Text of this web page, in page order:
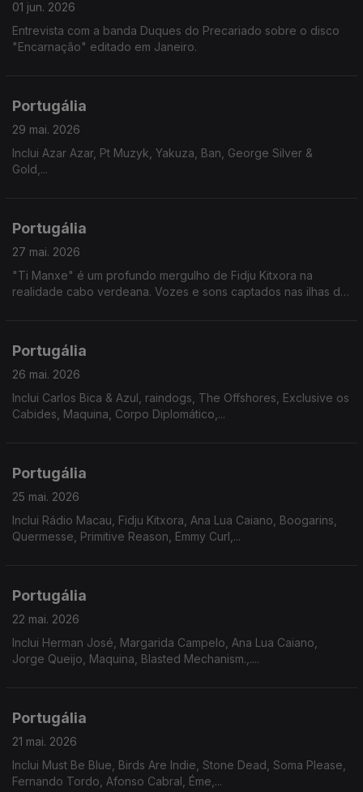
01 jun. 2026
Entrevista com a banda Duques do Precariado sobre o disco
"Encarnação" editado em Janeiro.
Portugália
29 mai. 2026
Inclui Azar Azar, Pt Muzyk, Yakuza, Ban, George Silver &
Gold,...
Portugália
27 mai. 2026
"Ti Manxe" é um profundo mergulho de Fidju Kitxora na
realidade cabo verdeana. Vozes e sons captados nas ilhas de
Portugália
26 mai. 2026
Inclui Carlos Bica & Azul, raindogs, The Offshores, Exclusive os
Cabides, Maquina, Corpo Diplomático,...
Portugália
25 mai. 2026
Inclui Rádio Macau, Fidju Kitxora, Ana Lua Caiano, Boogarins,
Quermesse, Primitive Reason, Emmy Curl,...
Portugália
22 mai. 2026
Inclui Herman José, Margarida Campelo, Ana Lua Caiano,
Jorge Queijo, Maquina, Blasted Mechanism.,....
Portugália
21 mai. 2026
Inclui Must Be Blue, Birds Are Indie, Stone Dead, Soma Please,
Fernando Tordo, Afonso Cabral, Éme,...